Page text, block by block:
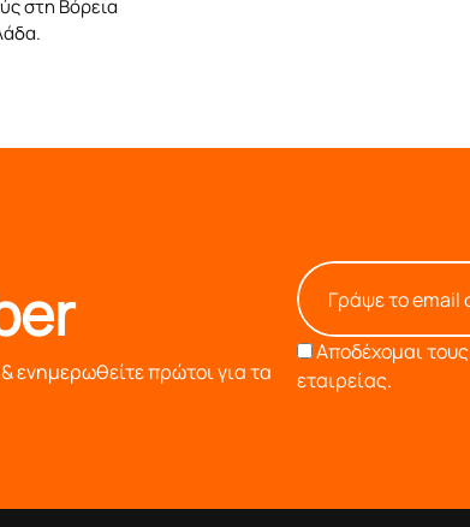
στη Βόρεια
ενημερωθείτε πρώτοι για τα
Αποδέχομαι τους
εταιρείας.